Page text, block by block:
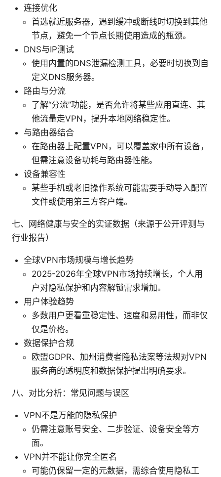
连接优化
首选就近服务器，遇到缓冲或断线时切换到其他
节点，避免一个节点长期使用造成的瓶颈。
DNS与IP测试
使用内置的DNS泄漏检测工具，必要时切换到自
定义DNS服务器。
路由与分流
了解“分流”功能，是否允许将某些应用直连、其
他流量走VPN，提升本地网络稳定性。
与路由器结合
在路由器上配置VPN，可以覆盖家中所有设备，
但需注意设备功耗与路由器性能。
设备兼容性
某些手机或老旧操作系统可能需要手动导入配置
文件或使用第三方客户端。
七、网络健康与安全的实证数据（来源于公开评测与
行业报告）
全球VPN市场规模与增长趋势
2025-2026年全球VPN市场持续增长，个人用
户对隐私保护和内容解锁需求增加。
用户体验趋势
多数用户更看重稳定性、速度和易用性，而非仅
仅是价格。
数据保护合规
欧盟GDPR、加州消费者隐私法案等法规对VPN
服务商的透明度和数据保护提出明确要求。
八、对比分析：常见问题与误区
VPN不是万能的隐私保护
仍需注意账号安全、二步验证、设备安全等方
面。
VPN并不能让你完全匿名
可能仍保留一定的元数据，需综合使用隐私工